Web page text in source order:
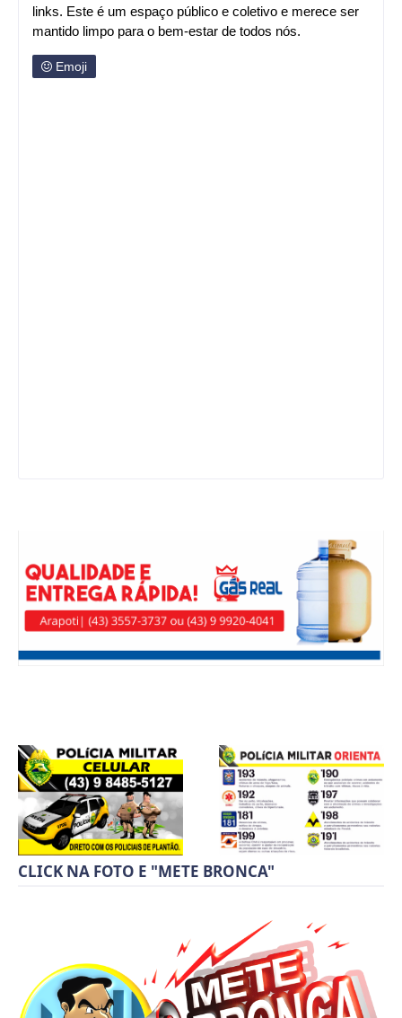
links. Este é um espaço público e coletivo e merece ser
mantido limpo para o bem-estar de todos nós.
Emoji
CLICK NA FOTO E "METE BRONCA"